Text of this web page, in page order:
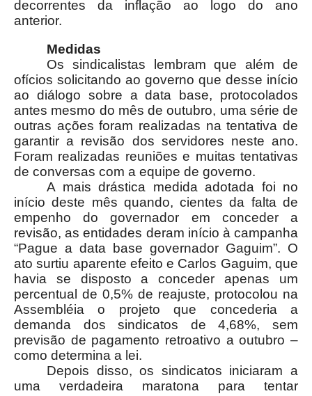
decorrentes da inflação ao logo do ano
anterior.
Medidas
Os sindicalistas lembram que além de
ofícios solicitando ao governo que desse início
ao diálogo sobre a data base, protocolados
antes mesmo do mês de outubro, uma série de
outras ações foram realizadas na tentativa de
garantir a revisão dos servidores neste ano.
Foram realizadas reuniões e muitas tentativas
de conversas com a equipe de governo.
A mais drástica medida adotada foi no
início deste mês quando, cientes da falta de
empenho do governador em conceder a
revisão, as entidades deram início à campanha
“Pague a data base governador Gaguim”. O
ato surtiu aparente efeito e Carlos Gaguim, que
havia se disposto a conceder apenas um
percentual de 0,5% de reajuste, protocolou na
Assembléia o projeto que concederia a
demanda dos sindicatos de 4,68%, sem
previsão de pagamento retroativo a outubro –
como determina a lei.
Depois disso, os sindicatos iniciaram a
uma verdadeira maratona para tentar